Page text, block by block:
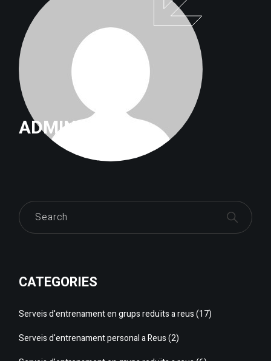
ADMIN
CATEGORIES
Serveis d'entrenament en grups reduïts a reus(17)
Serveis d'entrenament personal a Reus(2)